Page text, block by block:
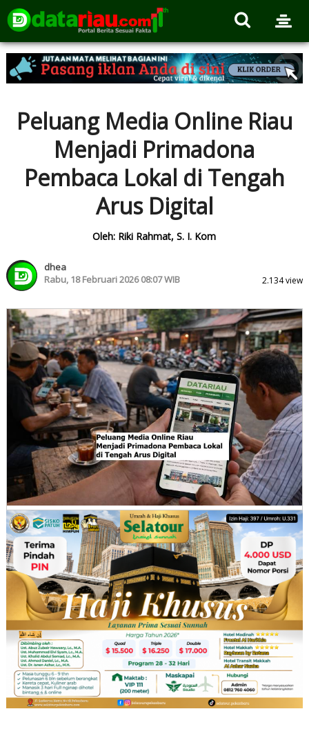
Peluang Media Online Riau
Menjadi Primadona
Pembaca Lokal di Tengah
Arus Digital
Oleh: Riki Rahmat, S. I. Kom
dhea
Rabu, 18 Februari 2026 08:07 WIB
2.134 view